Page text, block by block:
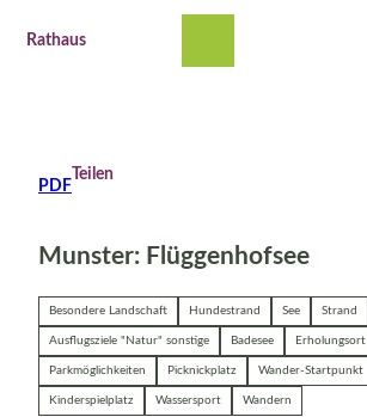
Rathaus
PDF
Teilen
Munster: Flüggenhofsee
Besondere Landschaft Hundestrand See Strand
Ausflugsziele "Natur" sonstige Badesee Erholungsort
Parkmöglichkeiten Picknickplatz Wander-Startpunkt
Kinderspielplatz Wassersport Wandern